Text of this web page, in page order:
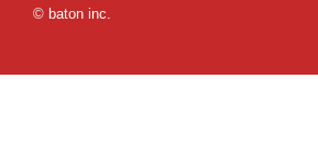
© baton inc.